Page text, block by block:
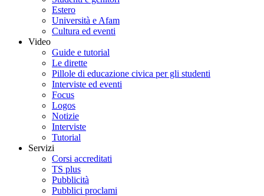
Estero
Università e Afam
Cultura ed eventi
Video
Guide e tutorial
Le dirette
Pillole di educazione civica per gli studenti
Interviste ed eventi
Focus
Logos
Notizie
Interviste
Tutorial
Servizi
Corsi accreditati
TS plus
Pubblicità
Pubblici proclami